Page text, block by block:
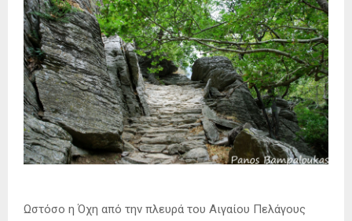
Ωστόσο η Όχη από την πλευρά του Αιγαίου Πελάγους